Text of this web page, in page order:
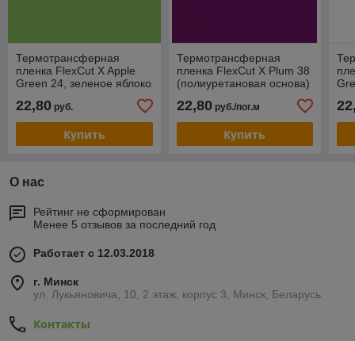
Термотрансферная
пленка FlexCut X Apple
Green 24, зеленое яблоко
(полиуретановая основа),
SEF Франция
22,80 руб.
Купить
Термотрансферная
пленка FlexCut X Plum 38
(полиуретановая основа)
22,80руб./пог.м
Купить
О нас
Рейтинг не сформирован
Менее 5 отзывов за последний год
Работает с 12.03.2018
г. Минск
ул. Лукьяновича, 10, 2 этаж, корпус 3, Минск, Беларусь
Контакты